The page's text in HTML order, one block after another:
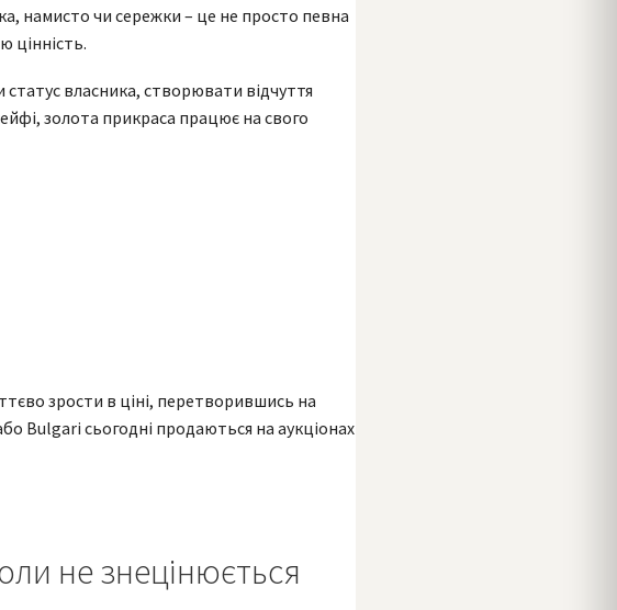
намисто чи сережки – це не просто певна
цінність.
власника, створювати відчуття
золота прикраса працює на свого
зрости в ціні, перетворившись на
Bulgari сьогодні продаються на аукціонах
не знецінюється